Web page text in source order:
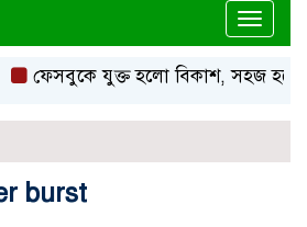
ফেসবুকে যুক্ত হলো বিকাশ, সহজ হলো
burst